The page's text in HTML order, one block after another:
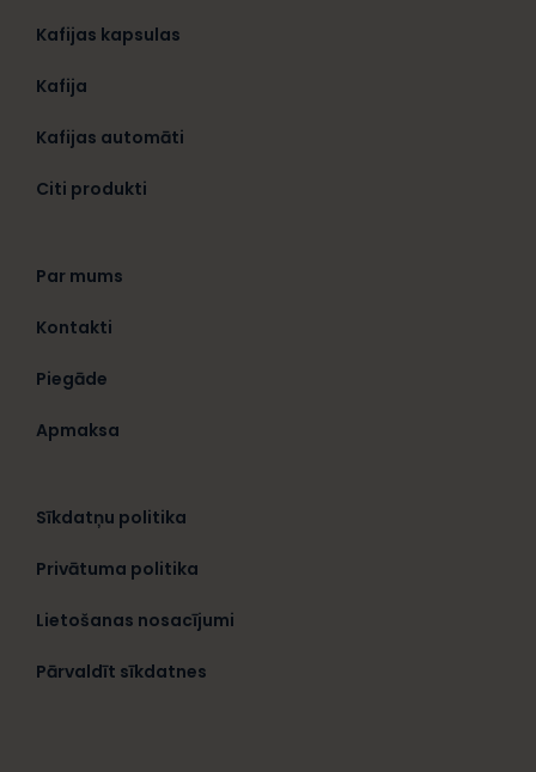
Kafijas kapsulas
Kafija
Kafijas automāti
Citi produkti
Par mums
Kontakti
Piegāde
Apmaksa
Sīkdatņu politika
Privātuma politika
Lietošanas nosacījumi
Pārvaldīt sīkdatnes